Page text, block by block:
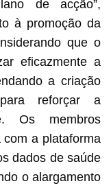
de acção”,
à promoção da
que o
eficazmente a
a criação
reforçar a
Os membros
com a plataforma
dados de saúde
o alargamento